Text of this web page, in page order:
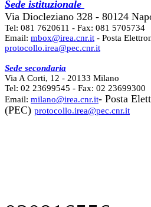
Sede istituzionale
Via Diocleziano 328 - 80124
Tel: 081 7620611 - Fax: 081 5705734
Email: mbox@irea.cnr.it - Posta
protocollo.irea@pec.cnr.it
Sede secondaria
Via A Corti, 12 - 20133 Milano
Tel: 02 23699545 - Fax: 02 23699300
Email: milano@irea.cnr.it- Posta
(PEC) protocollo.irea@pec.cnr.it